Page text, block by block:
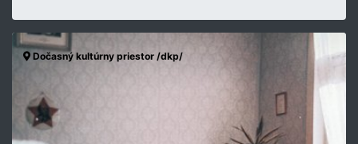
Dočasný kultúrny priestor /dkp/